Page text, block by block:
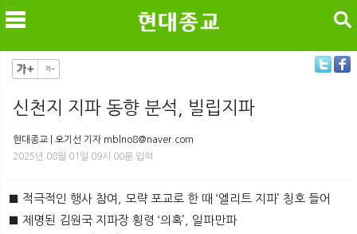
검색
신천지 지파 동향 분석, 빌립지파
현대종교 | 오기선 기자 mblno8@naver.com
2025년 08월 01일 09시 00분 입력
■ 적극적인 행사 참여, 모략 포교로 한 때 ‘엘리트 지파’ 칭호 들어
■ 제명된 김원국 지파장 횡령 ‘의혹’, 일파만파